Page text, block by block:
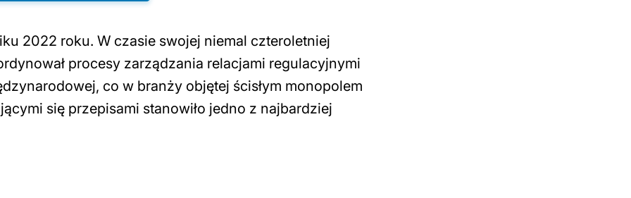
2022 roku. W czasie swojej niemal czteroletniej
procesy zarządzania relacjami regulacyjnymi
co w branży objętej ścisłym monopolem
się przepisami stanowiło jedno z najbardziej